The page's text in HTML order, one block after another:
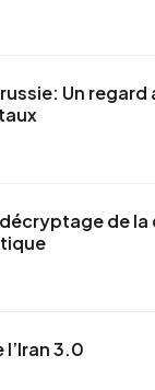
Un regard
de la
3.0